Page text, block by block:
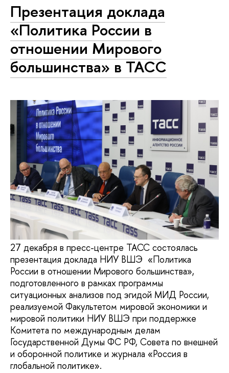
Презентация доклада
«Политика России в
отношении Мирового
большинства» в ТАСС
27 декабря в пресс-центре ТАСС состоялась
презентация доклада НИУ ВШЭ «Политика
России в отношении Мирового большинства»,
подготовленного в рамках программы
ситуационных анализов под эгидой МИД России,
реализуемой Факультетом мировой экономики и
мировой политики НИУ ВШЭ при поддержке
Комитета по международным делам
Государственной Думы ФС РФ, Совета по внешней
и оборонной политике и журнала «Россия в
глобальной политике».